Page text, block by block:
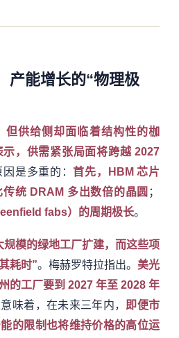
产能增长的“物理极
但供给侧却面临着结构性的枷
，供需紧张局面将跨越 2027
因是多重的：首先，HBM 芯片
统 DRAM 多出数倍的晶圆 ；
fabs）的周期极长。
规模的绿地工厂扩建，而这些项
耗时”。梅赫罗特拉指出。 美光
的工厂要到 2027 年至 2028 年
味着，在未来三年内，
即便市
的限制也将维持价格的高位运